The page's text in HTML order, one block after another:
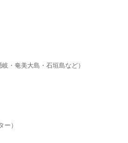
奄美大島・石垣島など）
）